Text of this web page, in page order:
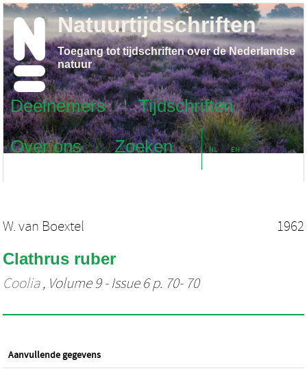
Deelnemers
Tijdschriften
Over ons
Zoeken NL EN
Natuurtijdschriften
Toegang tot tijdschriften over de Nederlandse
natuur
W. van Boextel 1962
Clathrus ruber
Coolia, Volume 9 - Issue 6 p. 70- 70
Aanvullende gegevens